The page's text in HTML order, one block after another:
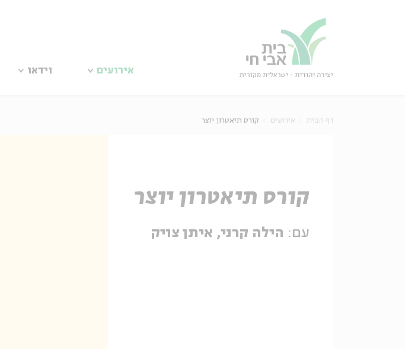
אירועים וידאו
דף הבית אירועים קורס תיאטרון יוצר
קורס תיאטרון יוצר
עם: הילה קרני, איתן צויק